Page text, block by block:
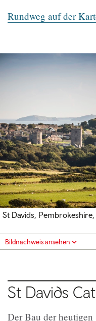
Rundweg auf der
St Davids, Pembrokeshire,
Bildnachweis ansehen
St Davids
Der Bau der heutigen